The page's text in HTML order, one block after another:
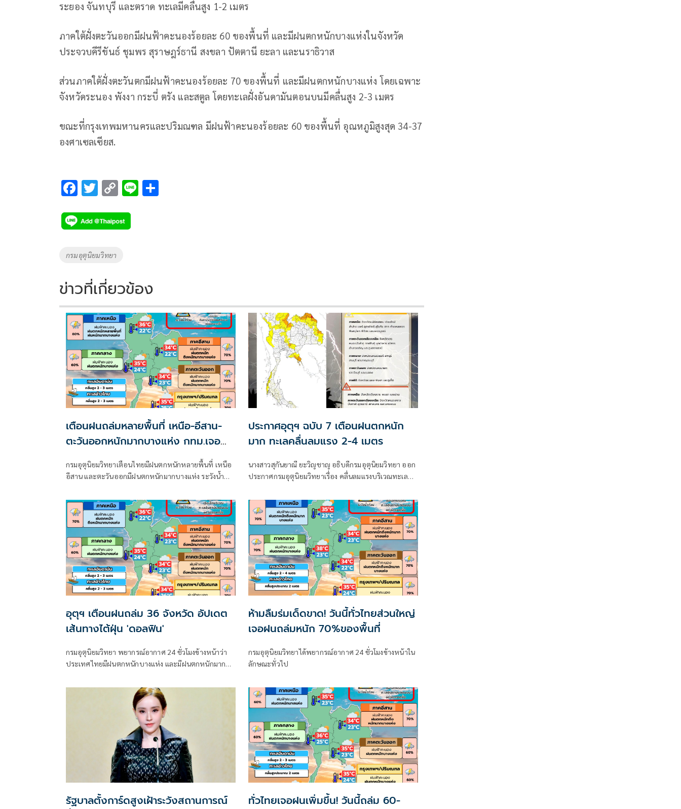
ระยอง จันทบุรี และตราด ทะเลมีคลื่นสูง 1-2 เมตร
ภาคใต้ฝั่งตะวันออกมีฝนฟ้าคะนองร้อยละ 60 ของพื้นที่ และมีฝนตกหนักบางแห่งในจังหวัด
ประจวบคีรีขันธ์ ชุมพร สุราษฎร์ธานี สงขลา ปัตตานี ยะลา และนราธิวาส
ส่วนภาคใต้ฝั่งตะวันตกมีฝนฟ้าคะนองร้อยละ 70 ของพื้นที่ และมีฝนตกหนักบางแห่ง โดยเฉพาะ
จังหวัดระนอง พังงา กระบี่ ตรัง และสตูล โดยทะเลฝั่งอันดามันตอนบนมีคลื่นสูง 2-3 เมตร
ขณะที่กรุงเทพมหานครและปริมณฑล มีฝนฟ้าคะนองร้อยละ 60 ของพื้นที่ อุณหภูมิสูงสุด 34-37
องศาเซลเซียส.
F
e
b
o
k
T
tt
er
C
p
y
k
Li
Tags
กรมอุตุนิยมวิทยา
ข่าวที่เกี่ยวข้อง
เตือนฝนถล่มหลายพื้นที่ เหนือ-อีสาน-
ตะวันออกหนักมากบางแห่ง กทม.เจอ
กรมอุตุนิยมวิทยาเตือนไทยมีฝนตกหนักหลายพื้นที่ เหนือ
อีสาน และตะวันออกมีฝนตกหนักมากบางแห่ง ระวังน้ำ
อ่าวไทยตอนบนคลื่นสูง 2-3 เมตร เรือเล็กควรงดออกจาก
ฝั่ง ส่วนไต้ฝุ่น “ดอลฟิน” ไม่เข้าไทย
ประกาศอุตุฯ ฉบับ 7 เตือนฝนตกหนัก
มาก ทะเลคลื่นลมแรง 2-4 เมตร
นางสาวสุกันยาณี ยะวิญชาญ อธิบดีกรมอุตุนิยมวิทยา ออก
ประกาศกรมอุตุนิยมวิทยาเรื่อง คลื่นลมแรงบริเวณทะเล
หนักมากบริเวณประเทศไทย
อุตุฯ เตือนฝนถล่ม 36 จังหวัด อัปเดต
เส้นทางไต้ฝุ่น 'ดอลฟิน'
กรมอุตุนิยมวิทยา พยากรณ์อากาศ 24 ชั่วโมงข้างหน้าว่า
ประเทศไทยมีฝนตกหนักบางแห่ง และมีฝนตกหนักมาก
ตะวันออก
ห้ามลืมร่มเด็ดขาด! วันนี้ทั่วไทยส่วนใหญ่
เจอฝนถล่มหนัก 70%ของพื้นที่
กรมอุตุนิยมวิทยาได้พยากรณ์อากาศ 24 ชั่วโมงข้างหน้าใน
ลักษณะทั่วไป
รัฐบาลตั้งการ์ดสูงเฝ้าระวังสถานการณ์
ทั่วไทยเจอฝนเพิ่มขึ้น! วันนี้ถล่ม 60-